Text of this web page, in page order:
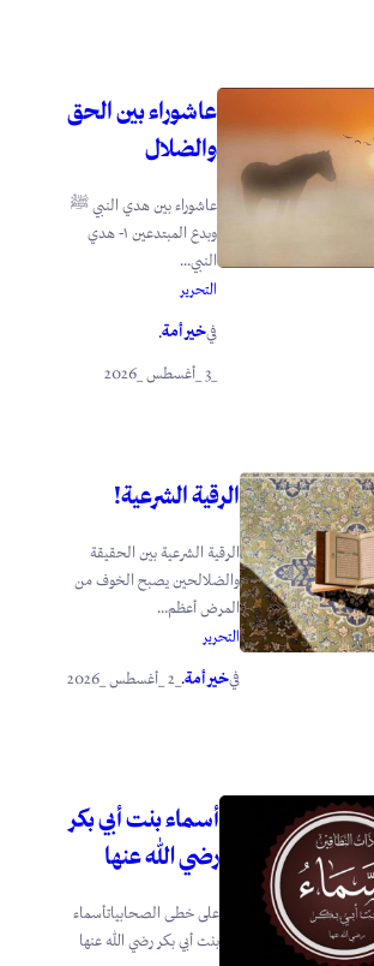
عاشوراء بين الحق
والضلال
عاشوراء بين هدي النبي ﷺ
وبدع المبتدعين ١- هدي
النبي...
التحرير
فيخير أمة.
الرقية الشرعية!
الرقية الشرعية بين الحقيقة
والضلالحين يصبح الخوف من
المرض أعظم...
التحرير
فيخير أمة.
أسماء بنت أبي بكر
رضي الله عنها
على خطى الصحابياتأسماء
بنت أبي بكر رضي الله عنها